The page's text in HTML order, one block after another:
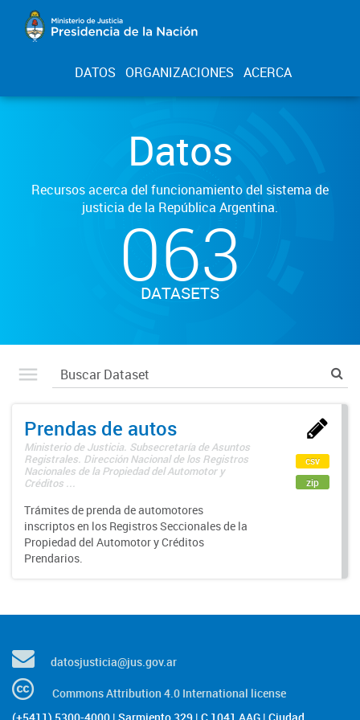
DATOS ORGANIZACIONES ACERCA
Datos
Recursos acerca del funcionamiento del sistema de
justicia de la República Argentina.
063
DATASETS
Prendas de autos
Ministerio de Justicia. Subsecretaría de Asuntos
Registrales. Dirección Nacional de los Registros
Nacionales de la Propiedad del Automotor y
Créditos ...
Trámites de prenda de automotores
inscriptos en los Registros Seccionales de la
Propiedad del Automotor y Créditos
Prendarios.
csv
zip
datosjusticia@jus.gov.ar
Commons Attribution 4.0 International license